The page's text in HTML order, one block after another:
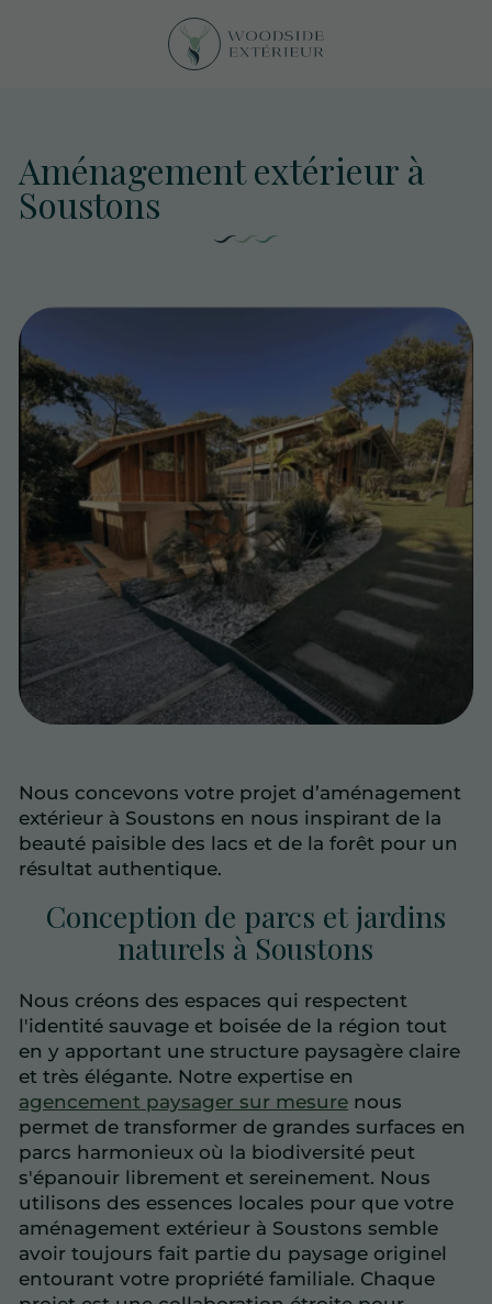
Aménagement extérieur à
Soustons
Nous concevons votre projet d’aménagement
extérieur à Soustons en nous inspirant de la
beauté paisible des lacs et de la forêt pour un
résultat authentique.
Conception de parcs et jardins
naturels à Soustons
Nous créons des espaces qui respectent
l'identité sauvage et boisée de la région tout
en y apportant une structure paysagère claire
et très élégante. Notre expertise en
agencement paysager sur mesure nous
permet de transformer de grandes surfaces en
parcs harmonieux où la biodiversité peut
s'épanouir librement et sereinement. Nous
utilisons des essences locales pour que votre
aménagement extérieur à Soustons semble
avoir toujours fait partie du paysage originel
entourant votre propriété familiale. Chaque